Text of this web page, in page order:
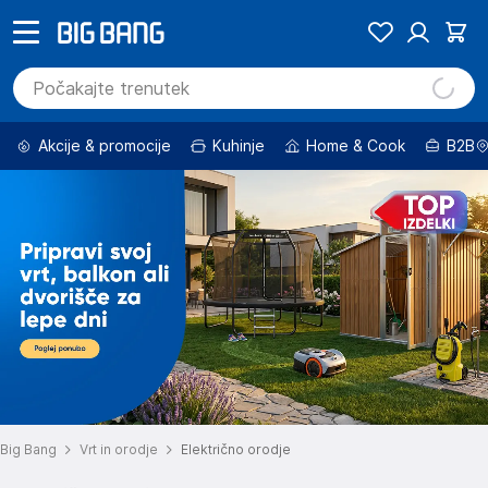
Akcije & promocije Kuhinje Home & Cook B2B
Big Bang Vrt in orodje Električno orodje